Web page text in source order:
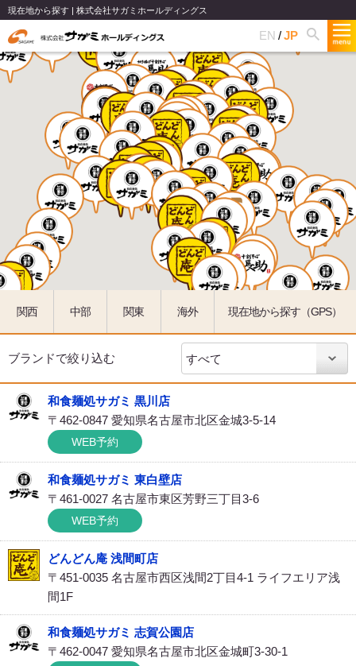
現在地から探す | 株式会社サガミホールディングス
EN JP
関西 中部 関東 海外 現在地から探す（GPS）
ブランドで絞り込む
和食麺処サガミ 黒川店
〒462-0847 愛知県名古屋市北区金城3-5-14
WEB予約
和食麺処サガミ 東白壁店
〒461-0027 名古屋市東区芳野三丁目3-6
WEB予約
どんどん庵 浅間町店
〒451-0035 名古屋市西区浅間2丁目4-1 ライフエリア浅
間1F
和食麺処サガミ 志賀公園店
〒462-0047 愛知県名古屋市北区金城町3-30-1